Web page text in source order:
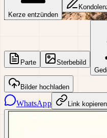
Kerze entzünden
Parte
Sterbebild
Bilder hochladen
WhatsApp Link kopieren